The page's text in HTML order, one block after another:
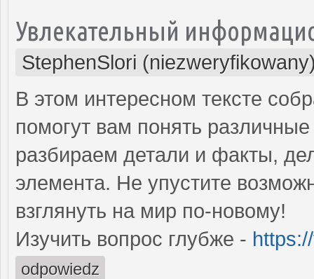
Увлекательный
StephenSlori
В этом интересном тексте
помогут вам понять
разбираем детали и факты,
элемента. Не упустите
взглянуть на мир по-новому!
Изучить вопрос глубже -
odpowiedz